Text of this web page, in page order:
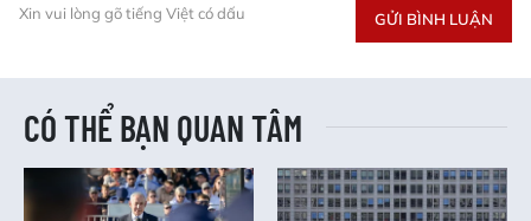
Xin vui lòng gõ tiếng Việt có dấu GỬI BÌNH LUẬN
CÓ THỂ BẠN QUAN TÂM